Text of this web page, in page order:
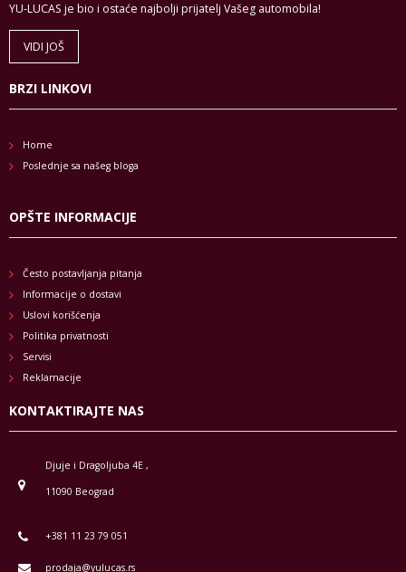
YU-LUCAS je bio i ostaće najbolji prijatelj Vašeg automobila!
VIDI JOŠ
BRZI LINKOVI
Home
Poslednje sa našeg bloga
OPŠTE INFORMACIJE
Često postavljanja pitanja
Informacije o dostavi
Uslovi korišćenja
Politika privatnosti
Servisi
Reklamacije
KONTAKTIRAJTE NAS
Djuje i Dragoljuba 4E ,
11090 Beograd
+381 11 23 79 051
prodaja@yulucas.rs